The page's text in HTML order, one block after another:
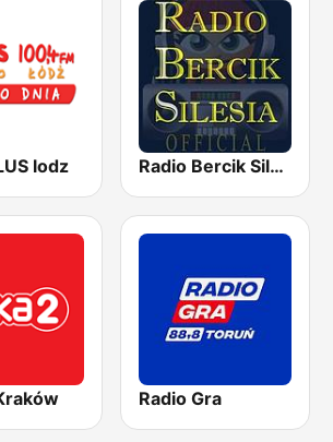
lodz Radio Bercik Silesia
Radio Gra